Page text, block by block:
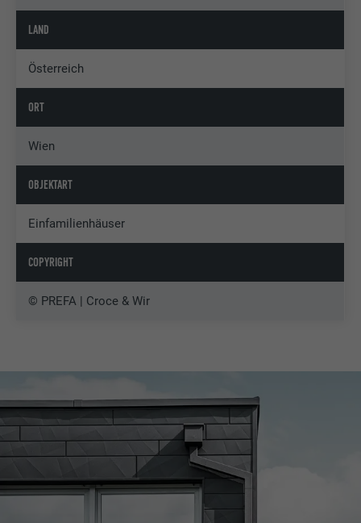
LAND
Österreich
ORT
Wien
OBJEKTART
Einfamilienhäuser
COPYRIGHT
© PREFA | Croce & Wir